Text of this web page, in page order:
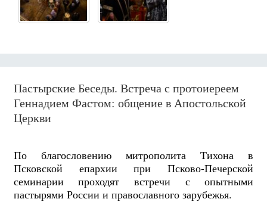
Пастырские Беседы. Встреча с протоиереем
Геннадием Фастом: общение в Апостольской
Церкви
По благословению митрополита Тихона в
Псковской епархии при Псково-Печерской
семинарии проходят встречи с опытными
пастырями России и православного зарубежья.